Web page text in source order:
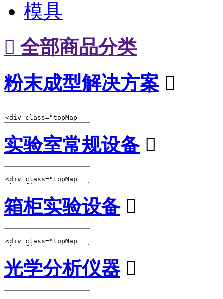
模具
 全部商品分类
粉末成型解决方案 
实验室常规设备 
箱柜实验设备 
光学分析仪器 